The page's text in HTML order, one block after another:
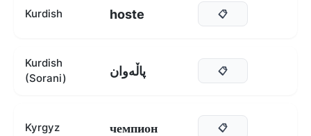
Kurdish hoste 📋
Kurdish
(Sorani)
پاڵەوان 📋
Kyrgyz чемпион 📋